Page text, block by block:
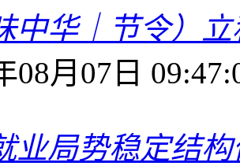
中华｜节令）
08月07日
业局势稳定结